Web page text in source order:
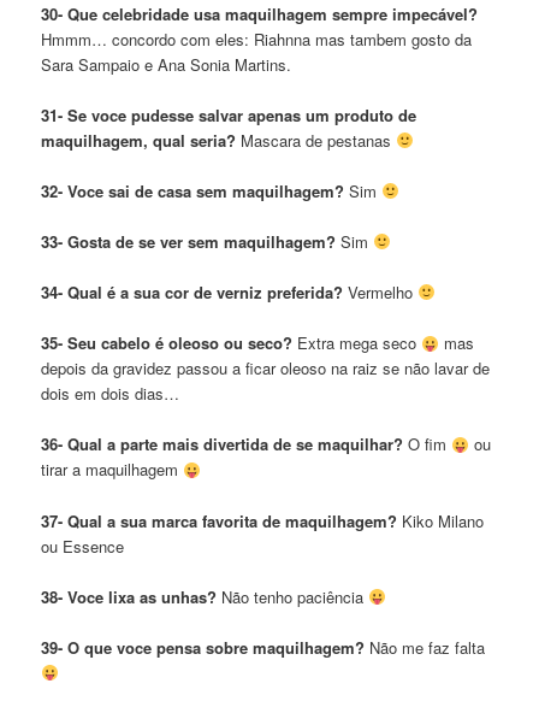
30- Que celebridade usa maquilhagem sempreimpecável?
Hmmm… concordo com eles: Riahnna mas tambem gosto da
Sara Sampaio e Ana Sonia Martins.
31- Se voce pudesse salvar apenas um produto de
maquilhagem, qual seria? Mascara de pestanas
32-Voce sai de casa sem maquilhagem?Sim
33- Gosta de se ver sem maquilhagem?Sim
34- Qual é a sua cor de verniz preferida?Vermelho
35- Seu cabelo é oleoso ou seco? Extra mega seco
mas
depois da gravidez passou a ficar oleoso na raiz se não lavar de
dois em dois dias…
36- Qual a parte mais divertida de se maquilhar?O fim
ou
tirar a maquilhagem
37- Qual a sua marca favorita de maquilhagem? Kiko Milano
ou Essence
38- Voce lixa as unhas? Não tenho paciência
39- O que voce pensa sobre maquilhagem? Não me faz falta